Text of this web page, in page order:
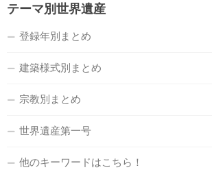
テーマ別世界遺産
登録年別まとめ
建築様式別まとめ
宗教別まとめ
世界遺産第一号
他のキーワードはこちら！